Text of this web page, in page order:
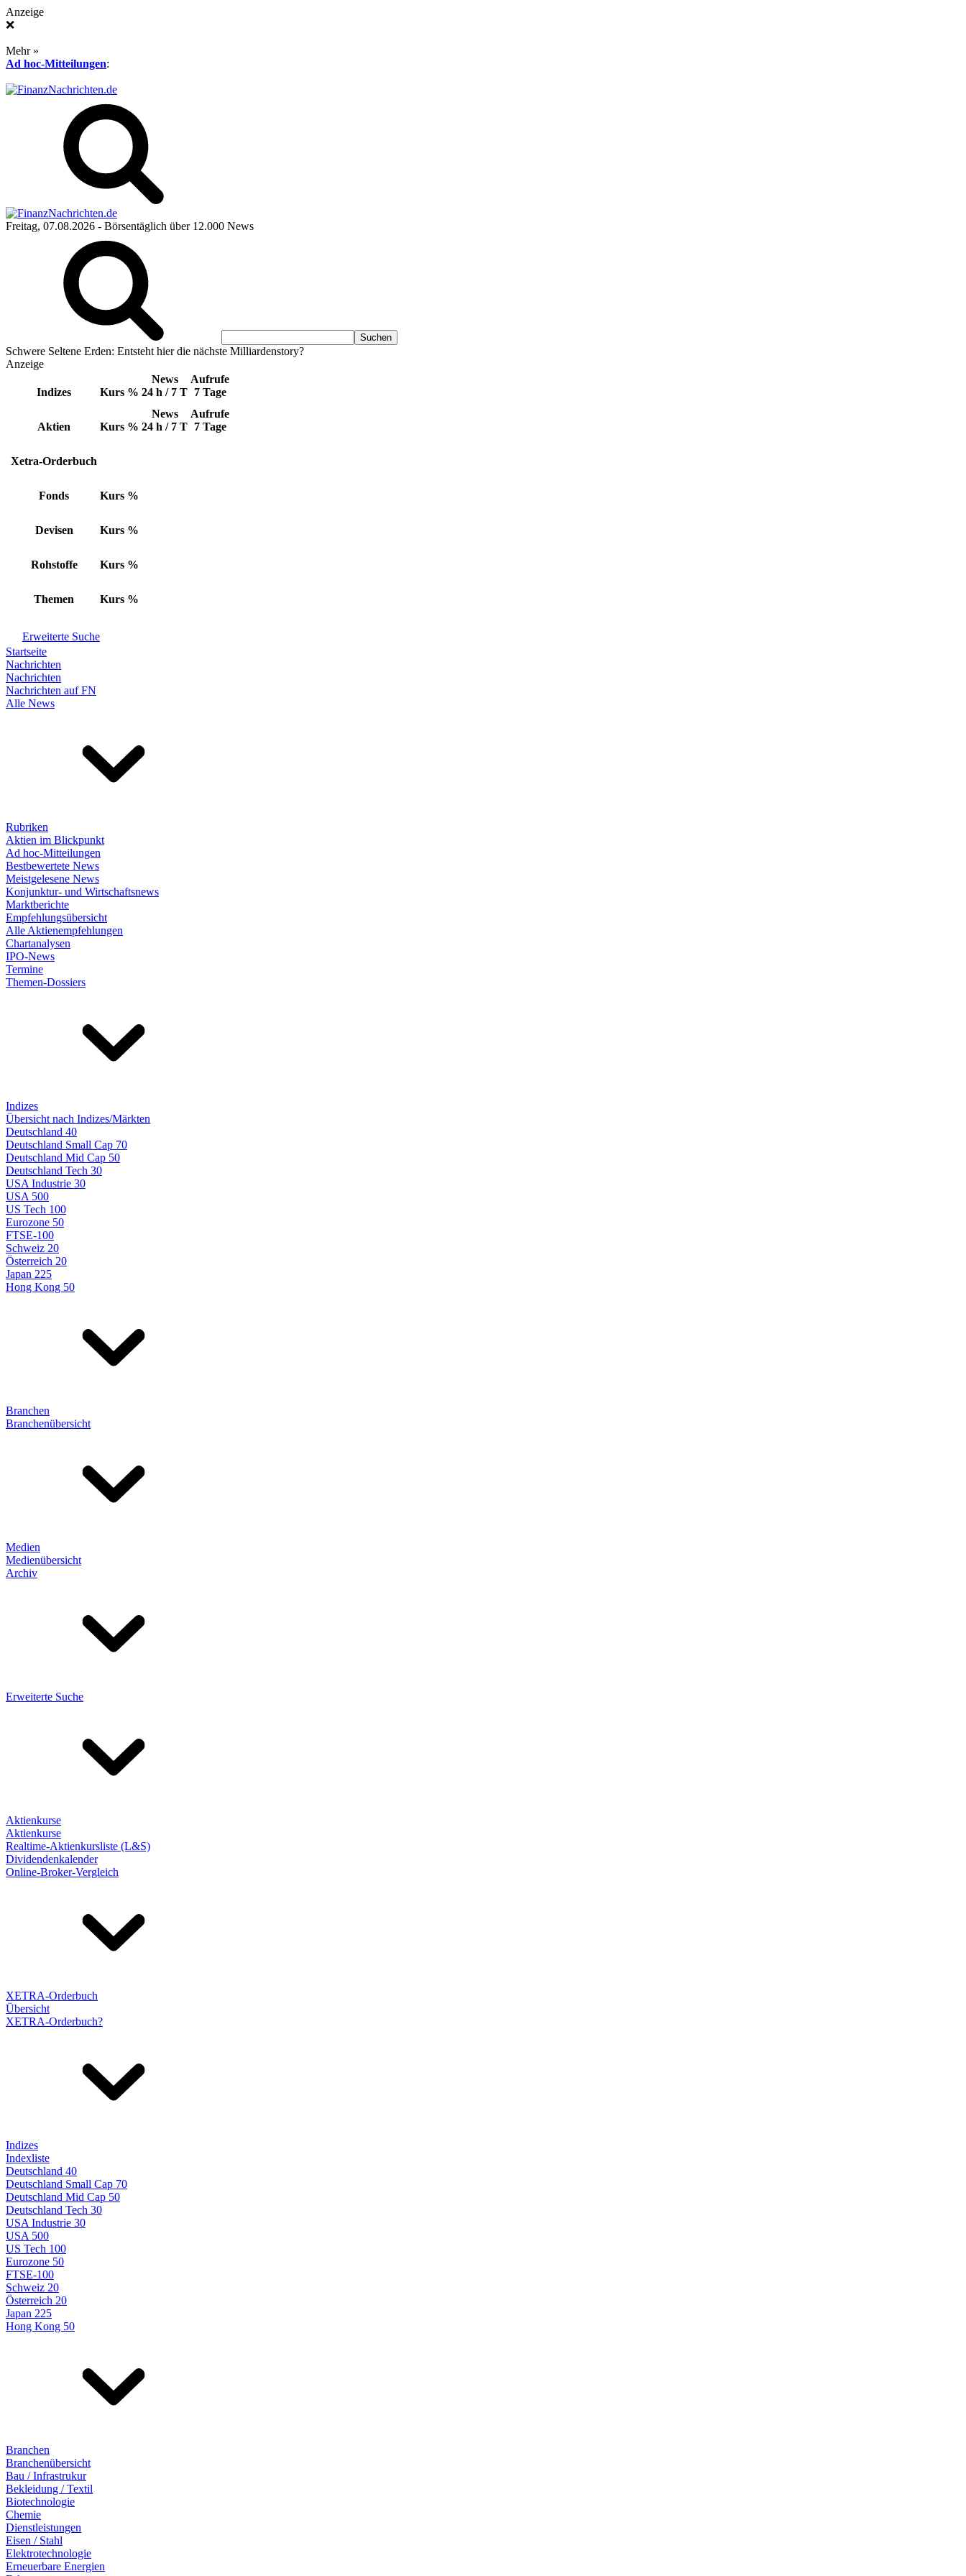
Anzeige
❌
Mehr »
Ad hoc-Mitteilungen:
Freitag, 07.08.2026 - Börsentäglich über 12.000 News
Schwere Seltene Erden: Entsteht hier die nächste Milliardenstory?
Anzeige
Indizes Kurs %
News
24 h / 7 T
Aufrufe
7 Tage
Aktien Kurs %
News
24 h / 7 T
Aufrufe
7 Tage
Xetra-Orderbuch
Fonds Kurs %
Devisen Kurs %
Rohstoffe Kurs %
Themen Kurs %
Erweiterte Suche
Startseite
Nachrichten
Nachrichten
Nachrichten auf FN
Alle News
Rubriken
Aktien im Blickpunkt
Ad hoc-Mitteilungen
Bestbewertete News
Meistgelesene News
Konjunktur- und Wirtschaftsnews
Marktberichte
Empfehlungsübersicht
Alle Aktienempfehlungen
Chartanalysen
IPO-News
Termine
Themen-Dossiers
Indizes
Übersicht nach Indizes/Märkten
Deutschland 40
Deutschland Small Cap 70
Deutschland Mid Cap 50
Deutschland Tech 30
USA Industrie 30
USA 500
US Tech 100
Eurozone 50
FTSE-100
Schweiz 20
Österreich 20
Japan 225
Hong Kong 50
Branchen
Branchenübersicht
Medien
Medienübersicht
Archiv
Erweiterte Suche
Aktienkurse
Aktienkurse
Realtime-Aktienkursliste (L&S)
Dividendenkalender
Online-Broker-Vergleich
XETRA-Orderbuch
Übersicht
XETRA-Orderbuch?
Indizes
Indexliste
Deutschland 40
Deutschland Small Cap 70
Deutschland Mid Cap 50
Deutschland Tech 30
USA Industrie 30
USA 500
US Tech 100
Eurozone 50
FTSE-100
Schweiz 20
Österreich 20
Japan 225
Hong Kong 50
Branchen
Branchenübersicht
Bau / Infrastrukur
Bekleidung / Textil
Biotechnologie
Chemie
Dienstleistungen
Eisen / Stahl
Elektrotechnologie
Erneuerbare Energien